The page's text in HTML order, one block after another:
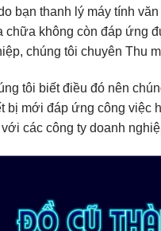
bạn thanh lý máy tính
chữa không còn đáp ứng
chúng tôi chuyên Thu
tôi biết điều đó nên
bị mới đáp ứng công việc
các công ty doanh